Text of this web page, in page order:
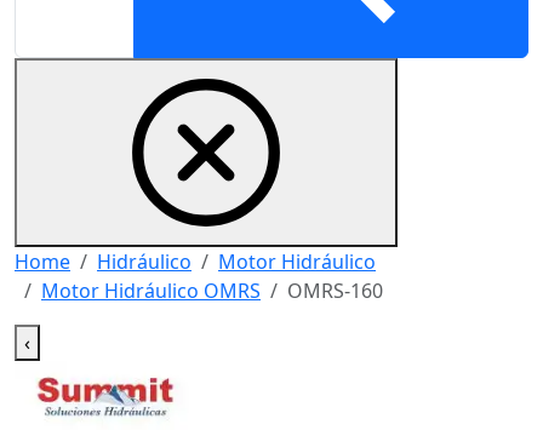
Home Hidráulico
Motor Hidráulico
Motor Hidráulico OMRS
OMRS-160
‹